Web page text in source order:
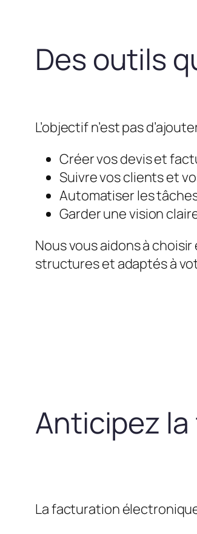
Des outils
L’objectif n’est pas
Créer vos devis et
Suivre vos clients et
Automatiser les
Garder une vision
Nous vous aidons à
structures et adaptés à
Anticipez
La facturation